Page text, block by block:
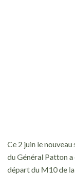
Ce 2 juin le
du Général Patton
départ du M10 de